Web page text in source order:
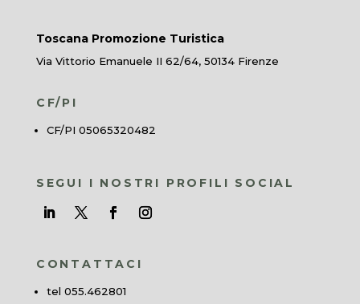
Toscana Promozione Turistica
Via Vittorio Emanuele II 62/64, 50134 Firenze
CF/PI
CF/PI 05065320482
SEGUI I NOSTRI PROFILI SOCIAL
CONTATTACI
tel 055.462801